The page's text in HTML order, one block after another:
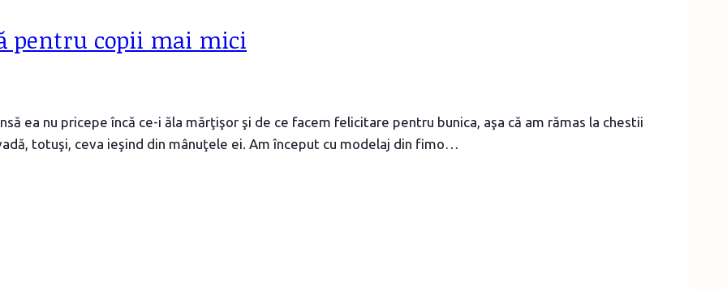
pentru copii mai mici
ea nu pricepe încă ce-i ăla mărţişor şi de ce facem felicitare pentru bunica, aşa că am rămas la chestii
totuşi, ceva ieşind din mânuţele ei. Am început cu modelaj din fimo…